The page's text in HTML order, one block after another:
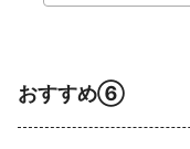
おすすめ⑥